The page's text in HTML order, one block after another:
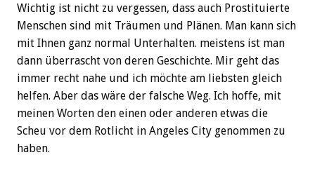
Wichtig ist nicht zu vergessen, dass auch Prostituierte
Menschen sind mit Träumen und Plänen. Man kann sich
mit Ihnen ganz normal Unterhalten. meistens ist man
dann überrascht von deren Geschichte. Mir geht das
immer recht nahe und ich möchte am liebsten gleich
helfen. Aber das wäre der falsche Weg. Ich hoffe, mit
meinen Worten den einen oder anderen etwas die
Scheu vor dem Rotlicht in Angeles City genommen zu
haben.